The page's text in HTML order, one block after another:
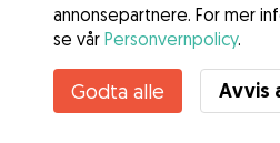
Kontakt
Kjenner du til Gudogs
annonsepartnere. For mer
se vår Personvernpolicy.
Godta alle Avvis